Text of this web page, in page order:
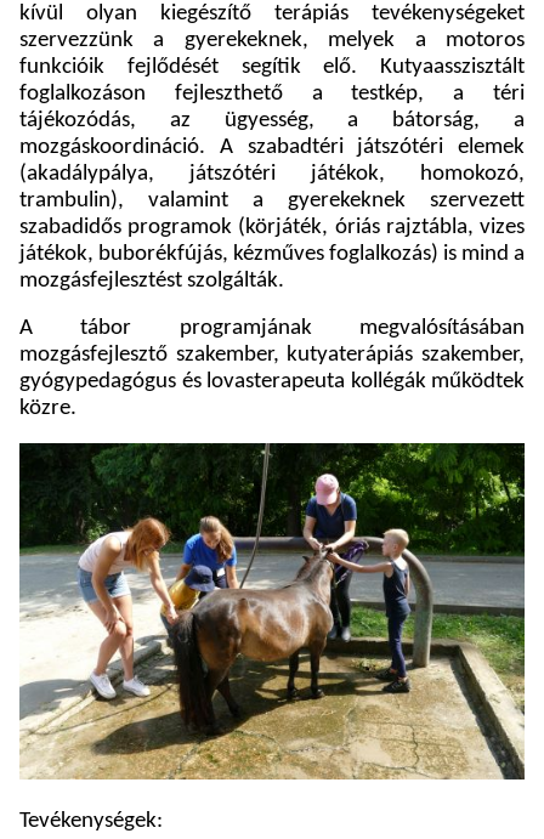
kívül olyan kiegészítő terápiás tevékenységeket
szervezzünk a gyerekeknek, melyek a motoros
funkcióik fejlődését segítik elő. Kutyaasszisztált
foglalkozáson fejleszthető a testkép, a téri
tájékozódás, az ügyesség, a bátorság, a
mozgáskoordináció. A szabadtéri játszótéri elemek
(akadálypálya, játszótéri játékok, homokozó,
trambulin), valamint a gyerekeknek szervezett
szabadidős programok (körjáték, óriás rajztábla, vizes
játékok, buborékfújás, kézműves foglalkozás) is mind a
mozgásfejlesztést szolgálták.
A tábor programjának megvalósításában
mozgásfejlesztő szakember, kutyaterápiás szakember,
gyógypedagógus és lovasterapeuta kollégák működtek
közre.
Tevékenységek: